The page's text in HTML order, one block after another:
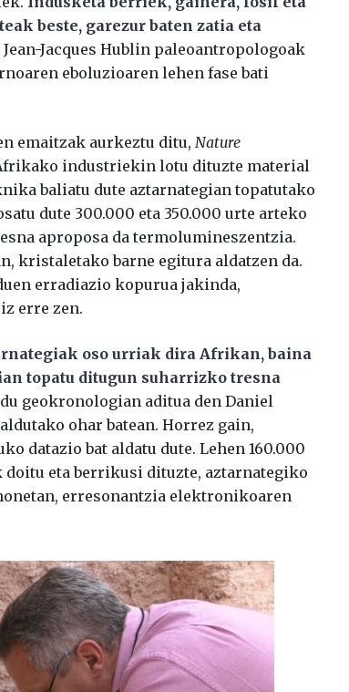
beste, garezur baten zatia eta
Jacques Hublin paleoantropologoak
eboluzioaren lehen fase bati
emaitzak aurkeztu ditu, Nature
industriekin lotu dituzte material
baliatu dute aztarnategian topatutako
dute 300.000 eta 350.000 urte arteko
aproposa da termolumineszentzia.
kristaletako barne egitura aldatzen da.
erradiazio kopurua jakinda,
erre zen.
oso urriak dira Afrikan, baina
topatu ditugun suharrizko tresna
du geokronologian aditua den Daniel
ohar batean. Horrez gain,
datazio bat aldatu dute. Lehen 160.000
doitu eta berrikusi dituzte, aztarnategiko
erresonantzia elektronikoaren